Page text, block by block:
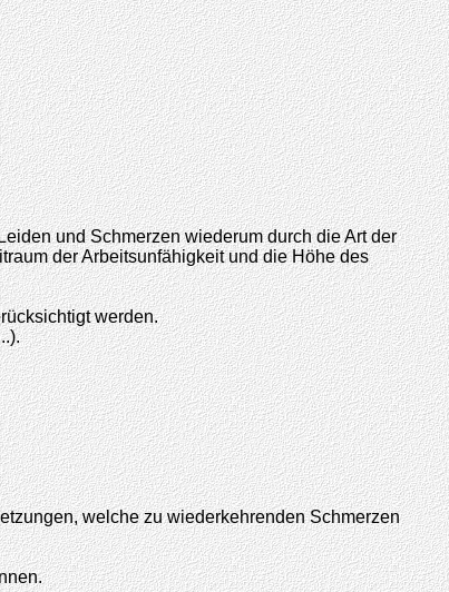
und Schmerzen wiederum durch die Art der
der Arbeitsunfähigkeit und die Höhe des
werden.
welche zu wiederkehrenden Schmerzen